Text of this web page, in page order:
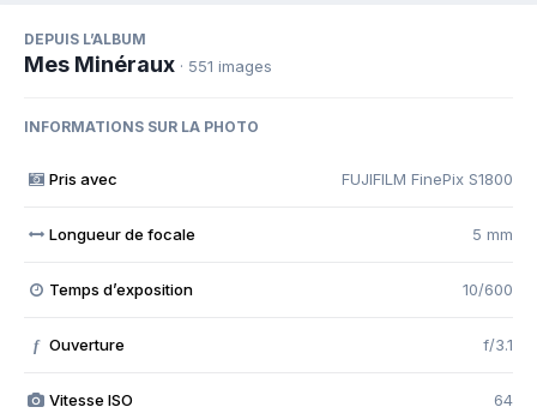
DEPUIS L’ALBUM
Mes Minéraux · 551 images
INFORMATIONS SUR LA PHOTO
Pris avec FUJIFILM FinePix S1800
Longueur de focale 5 mm
Temps d’exposition 10/600
f Ouverture f/3.1
Vitesse ISO 64